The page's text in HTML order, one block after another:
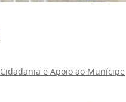
Cidadania e Apoio ao Munícipe